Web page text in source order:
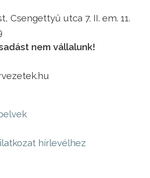
Csengettyű utca 7. II. em. 11.
nem vállalunk!
hírlevélhez